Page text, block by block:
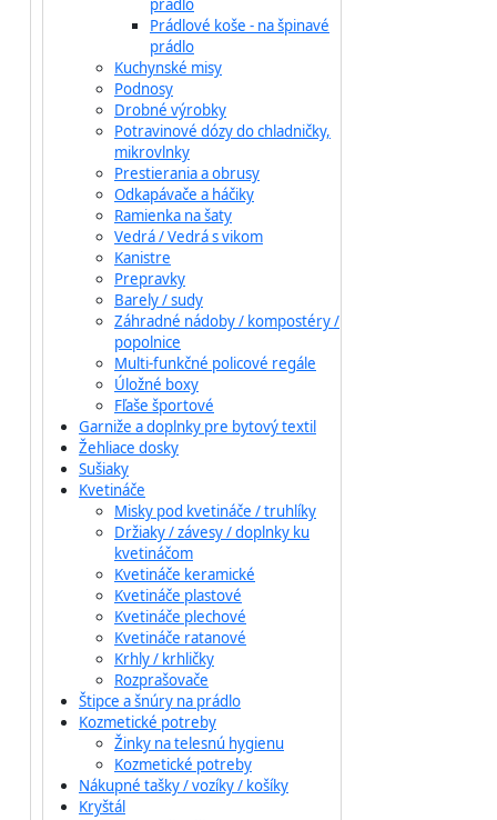
prádlo
Prádlové koše - na špinavé
prádlo
Kuchynské misy
Podnosy
Drobné výrobky
Potravinové dózy do chladničky,
mikrovlnky
Prestierania a obrusy
Odkapávače a háčiky
Ramienka na šaty
Vedrá / Vedrá s vikom
Kanistre
Prepravky
Barely / sudy
Záhradné nádoby / kompostéry /
popolnice
Multi-funkčné policové regále
Úložné boxy
Fľaše športové
Garniže a doplnky pre bytový textil
Žehliace dosky
Sušiaky
Kvetináče
Misky pod kvetináče / truhlíky
Držiaky / závesy / doplnky ku
kvetináčom
Kvetináče keramické
Kvetináče plastové
Kvetináče plechové
Kvetináče ratanové
Krhly / krhličky
Rozprašovače
Štipce a šnúry na prádlo
Kozmetické potreby
Žinky na telesnú hygienu
Kozmetické potreby
Nákupné tašky / vozíky / košíky
Kryštál